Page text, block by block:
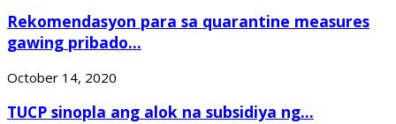
Rekomendasyon para sa quarantine measures
gawing pribado...
October 14, 2020
TUCP sinopla ang alok na subsidiya ng...